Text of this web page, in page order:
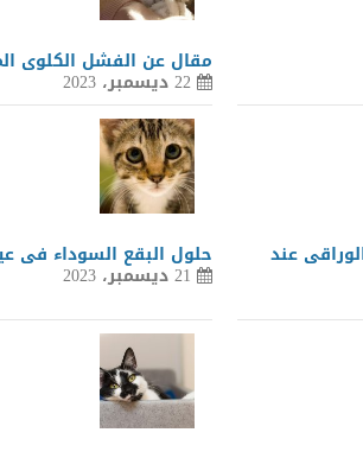
مقال عن الفشل الكلوى
22 ديسمبر، 2023
عند حلول البقع السوداء فى
21 ديسمبر، 2023